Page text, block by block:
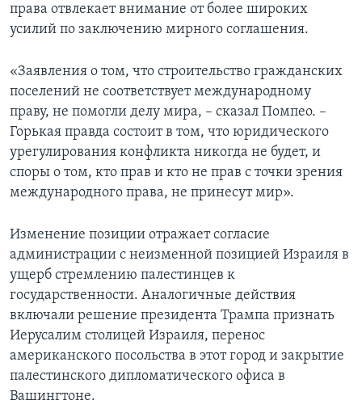
права отвлекает внимание от более широких
усилий по заключению мирного соглашения.
«Заявления о том, что строительство гражданских
поселений не соответствует международному
праву, не помогли делу мира, – сказал Помпео. –
Горькая правда состоит в том, что юридического
урегулирования конфликта никогда не будет, и
споры о том, кто прав и кто не прав с точки зрения
международного права, не принесут мир».
Изменение позиции отражает согласие
администрации с неизменной позицией Израиля в
ущерб стремлению палестинцев к
государственности. Аналогичные действия
включали решение президента Трампа признать
Иерусалим столицей Израиля, перенос
американского посольства в этот город и закрытие
палестинского дипломатического офиса в
Вашингтоне.